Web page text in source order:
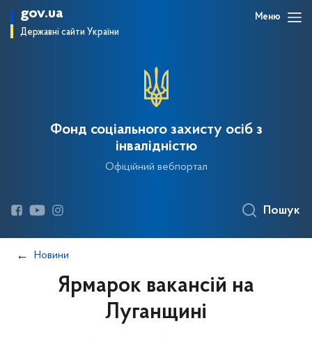
gov.ua
Державні сайти України
Меню
Фонд соціального захисту осіб з
інвалідністю
Офіційний вебпортал
Пошук
Новини
Ярмарок вакансій на
Луганщині